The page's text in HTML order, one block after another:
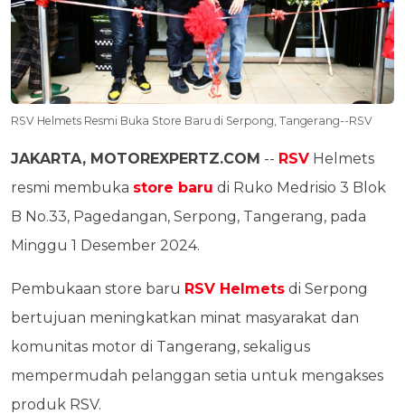
RSV Helmets Resmi Buka Store Baru di Serpong, Tangerang--RSV
JAKARTA, MOTOREXPERTZ.COM -- RSV Helmets
resmi membuka store baru di Ruko Medrisio 3 Blok
B No.33, Pagedangan, Serpong, Tangerang, pada
Minggu 1 Desember 2024.
Pembukaan store baru RSV Helmets di Serpong
bertujuan meningkatkan minat masyarakat dan
komunitas motor di Tangerang, sekaligus
mempermudah pelanggan setia untuk mengakses
produk RSV.